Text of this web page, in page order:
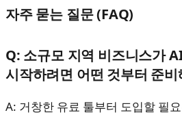
자주 묻는 질문 (FAQ)
Q: 소규모 지역 비즈니스가
시작하려면 어떤 것부터 준
A: 거창한 유료 툴부터 도입할 필